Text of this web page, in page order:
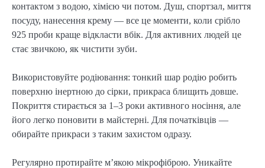
контактом з водою, хімією чи потом. Душ, спортзал, миття
посуду, нанесення крему — все це моменти, коли срібло
925 проби краще відкласти вбік. Для активних людей це
стає звичкою, як чистити зуби.
Використовуйте родіювання: тонкий шар родію робить
поверхню інертною до сірки, прикраса блищить довше.
Покриття стирається за 1–3 роки активного носіння, але
його легко поновити в майстерні. Для початківців —
обирайте прикраси з таким захистом одразу.
Регулярно протирайте м’якою мікрофіброю. Уникайте